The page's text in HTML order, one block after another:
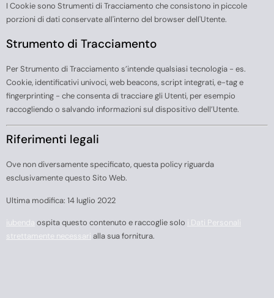
I Cookie sono Strumenti di Tracciamento che consistono in piccole
porzioni di dati conservate all'interno del browser dell'Utente.
Strumento di Tracciamento
Per Strumento di Tracciamento s’intende qualsiasi tecnologia - es.
Cookie, identificativi univoci, web beacons, script integrati, e-tag e
fingerprinting - che consenta di tracciare gli Utenti, per esempio
raccogliendo o salvando informazioni sul dispositivo dell’Utente.
Riferimenti legali
Ove non diversamente specificato, questa policy riguarda
esclusivamente questo Sito Web.
Ultima modifica: 14 luglio 2022
iubenda ospita questo contenuto e raccoglie solo i Dati Personali
strettamente necessari alla sua fornitura.